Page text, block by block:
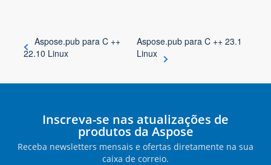
Aspose.pub para C ++
22.10 Linux
Aspose.pub para C ++ 23.1
Linux
Inscreva-se nas atualizações de
produtos da Aspose
Receba newsletters mensais e ofertas diretamente na sua
caixa de correio.